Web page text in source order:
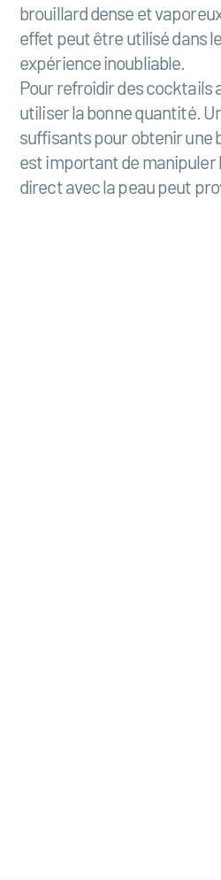
brouillard dense et
effet peut être utilisé dans
expérience inoubliable.
Pour refroidir des cocktails
utiliser la bonne quantité.
suffisants pour obtenir une
est important de
direct avec la peau peut